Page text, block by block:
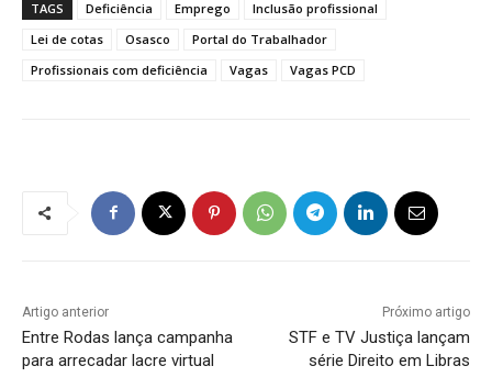
TAGS Deficiência Emprego
Inclusão profissional
Lei de cotas
Osasco
Portal do Trabalhador
Profissionais com deficiência
Vagas Vagas PCD
Artigo anterior
Entre Rodas lança campanha
para arrecadar lacre virtual
Próximo artigo
STF e TV Justiça lançam
série Direito em Libras